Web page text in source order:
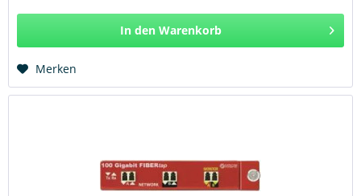
In den Warenkorb
Merken